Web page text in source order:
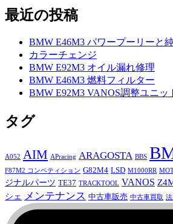
最近の投稿
BMW E46M3 パワープーリーと
カラーチェンジ
BMW E92M3 オイル漏れ修理
BMW E46M3 燃料フィルター
BMW E92M3 VANOS調整ユニ
タグ
A052 AIM APracing ARAGOSTA BBS
F87M2 コンペティション G82M4 LSD M1000RR
ジナルパーツ TE37 TRACKTOOL VANOS
シェ メンテナンス 中古車販売 中古車買取